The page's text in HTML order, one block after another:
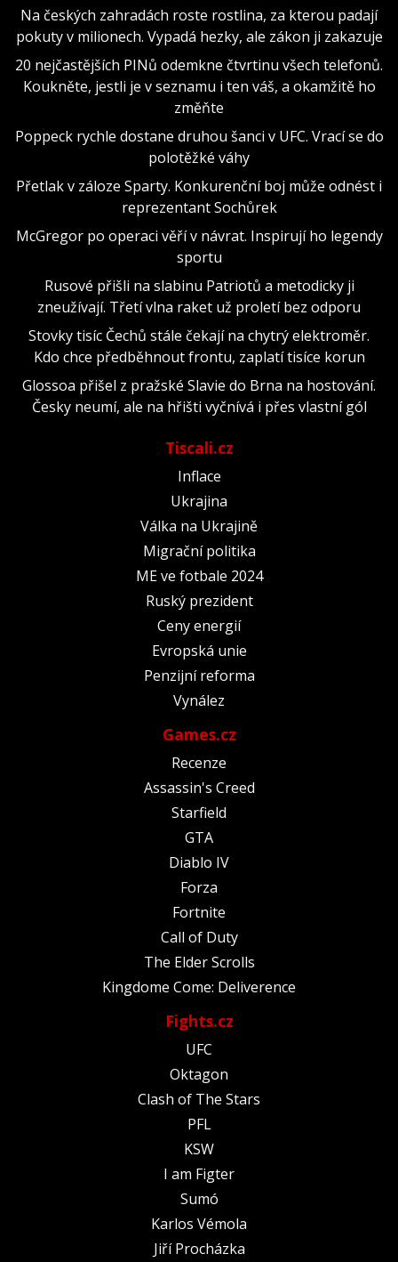
Na českých zahradách roste rostlina, za kterou padají
pokuty v milionech. Vypadá hezky, ale zákon ji zakazuje
20 nejčastějších PINů odemkne čtvrtinu všech telefonů.
Koukněte, jestli je v seznamu i ten váš, a okamžitě ho
změňte
Poppeck rychle dostane druhou šanci v UFC. Vrací se do
polotěžké váhy
Přetlak v záloze Sparty. Konkurenční boj může odnést i
reprezentant Sochůrek
McGregor po operaci věří v návrat. Inspirují ho legendy
sportu
Rusové přišli na slabinu Patriotů a metodicky ji
zneužívají. Třetí vlna raket už proletí bez odporu
Stovky tisíc Čechů stále čekají na chytrý elektroměr.
Kdo chce předběhnout frontu, zaplatí tisíce korun
Glossoa přišel z pražské Slavie do Brna na hostování.
Česky neumí, ale na hřišti vyčnívá i přes vlastní gól
Tiscali.cz
Inflace
Ukrajina
Válka na Ukrajině
Migrační politika
ME ve fotbale 2024
Ruský prezident
Ceny energií
Evropská unie
Penzijní reforma
Vynález
Games.cz
Recenze
Assassin's Creed
Starfield
GTA
Diablo IV
Forza
Fortnite
Call of Duty
The Elder Scrolls
Kingdome Come: Deliverence
Fights.cz
UFC
Oktagon
Clash of The Stars
PFL
KSW
I am Figter
Sumó
Karlos Vémola
Jiří Procházka